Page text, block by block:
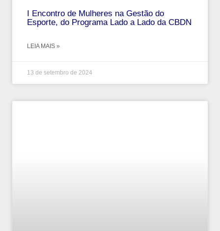
I Encontro de Mulheres na Gestão do
Esporte, do Programa Lado a Lado da CBDN
LEIA MAIS »
13 de setembro de 2024